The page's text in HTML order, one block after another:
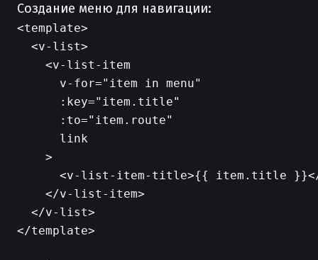
Создание меню для навигации:
<template>
  <v-list>
    <v-list-item
      v-for="item in menu"
      :key="item.title"
      :to="item.route"
      link
    >
<v-list-item-title>{{ item.title
    </v-list-item>
  </v-list>
</template>